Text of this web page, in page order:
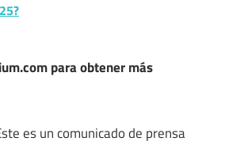
para obtener más
es un comunicado de prensa